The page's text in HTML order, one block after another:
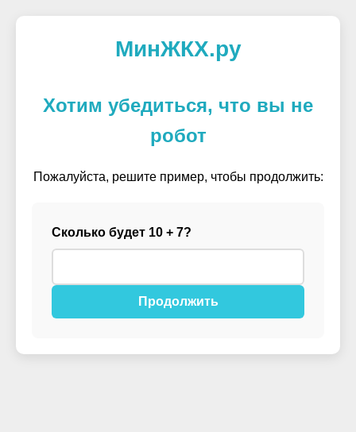
МинЖКХ.ру
Хотим убедиться, что вы не
робот
Пожалуйста, решите пример, чтобы продолжить:
Сколько будет 10 + 7?
Продолжить